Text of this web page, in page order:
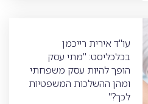
עו"ד אירית רייכמן
בכלכליסט: "מתי עסק
הופך להיות עסק משפחתי
ומהן ההשלכות המשפטיות
לכך?"